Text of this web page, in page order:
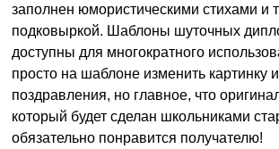
заполнен юмористическими стихами и
подковыркой. Шаблоны шуточных
доступны для многократного
просто на шаблоне изменить картинку
поздравления, но главное, что
который будет сделан школьниками
обязательно понравится получателю!